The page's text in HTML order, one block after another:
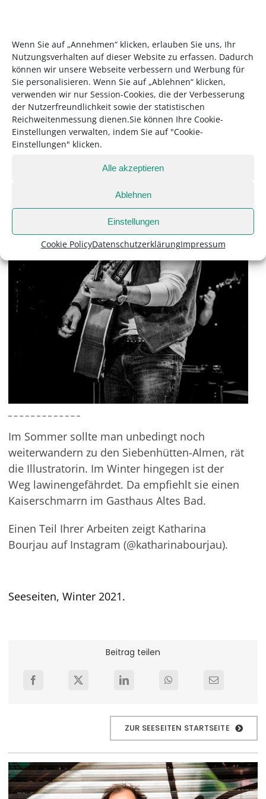
Wenn Sie auf „Annehmen“ klicken, erlauben Sie uns, Ihr
Nutzungsverhalten auf dieser Website zu erfassen. Dadurch
können wir unsere Webseite verbessern und Werbung für
Sie personalisieren. Wenn Sie auf „Ablehnen“ klicken,
verwenden wir nur Session-Cookies, die der Verbesserung
der Nutzerfreundlichkeit sowie der statistischen
Reichweitenmessung dienen.Sie können Ihre Cookie-
Einstellungen verwalten, indem Sie auf "Cookie-
Einstellungen" klicken.
Alle akzeptieren
Ablehnen
Einstellungen
Cookie PolicyDatenschutzerklärungImpressum
Im Sommer sollte man unbedingt noch
weiterwandern zu den Siebenhütten-Almen, rät
die Illustratorin. Im Winter hingegen ist der
Weg lawinengefährdet. Da empfiehlt sie einen
Kaiserschmarrn im Gasthaus Altes Bad.
Einen Teil Ihrer Arbeiten zeigt Katharina
Bourjau auf Instagram (@katharinabourjau).
Seeseiten, Winter 2021.
Beitrag teilen
ZUR SEESEITEN STARTSEITE